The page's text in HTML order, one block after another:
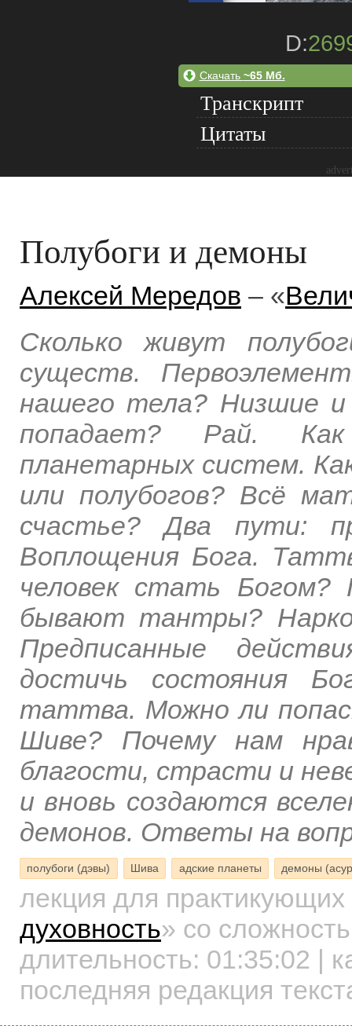
D:
Скачать ~65 Мб.
Транскрипт
Цитаты
Полубоги и демоны
Алексей Мередов – «
Сколько живут
существ.
нашего тела? Низшие
попадает? Рай.
планетарных систем.
или полубогов? Всё
счастье? Два пути:
Воплощения Бога.
человек стать Богом?
бывают тантры?
Предписанные
достичь состояния
таттва. Можно ли
Шиве? Почему нам
благости, страсти и
и вновь создаются
демонов. Ответы на
полубоги (дэвы) Шива адские планеты демоны
лекция для практикующих
духовность» со
длительность: 01:35:02 |
последняя редакция